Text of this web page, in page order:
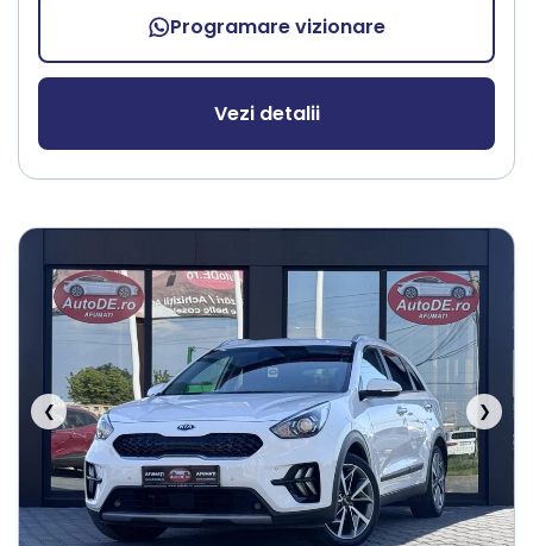
Programare vizionare
Vezi detalii
❮ ❯